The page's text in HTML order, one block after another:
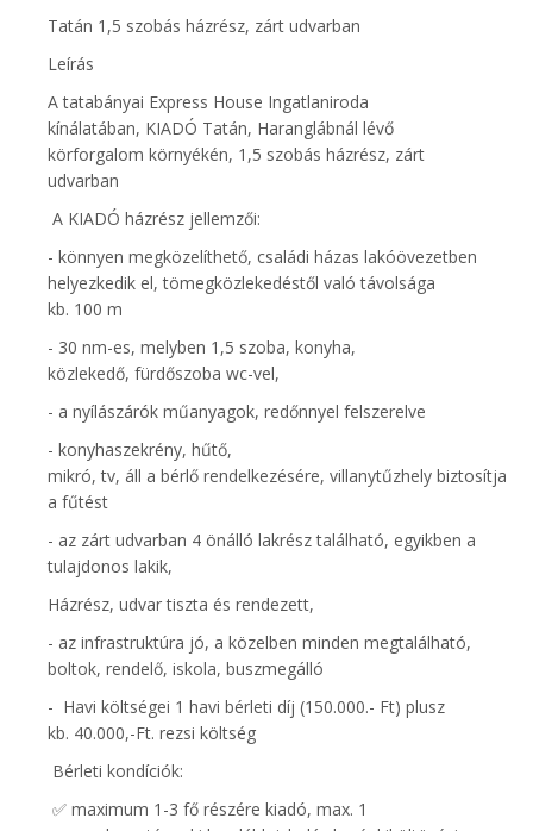
Tatán 1,5 szobás házrész, zárt udvarban
Leírás
A tatabányai Express House Ingatlaniroda
kínálatában, KIADÓ Tatán, Haranglábnál lévő
körforgalom környékén, 1,5 szobás házrész, zárt
udvarban
A KIADÓ házrész jellemzői:
- könnyen megközelíthető, családi házas lakóövezetben
helyezkedik el, tömegközlekedéstől való távolsága
kb. 100 m
- 30 nm-es, melyben 1,5 szoba, konyha,
közlekedő, fürdőszoba wc-vel,
- a nyílászárók műanyagok, redőnnyel felszerelve
- konyhaszekrény, hűtő,
mikró, tv, áll a bérlő rendelkezésére, villanytűzhely biztosítja
a fűtést
- az zárt udvarban 4 önálló lakrész található, egyikben a
tulajdonos lakik,
Házrész, udvar tiszta és rendezett,
- az infrastruktúra jó, a közelben minden megtalálható,
boltok, rendelő, iskola, buszmegálló
- Havi költségei 1 havi bérleti díj (150.000.- Ft) plusz
kb. 40.000,-Ft. rezsi költség
Bérleti kondíciók:
✅️ maximum 1-3 fő részére kiadó, max. 1